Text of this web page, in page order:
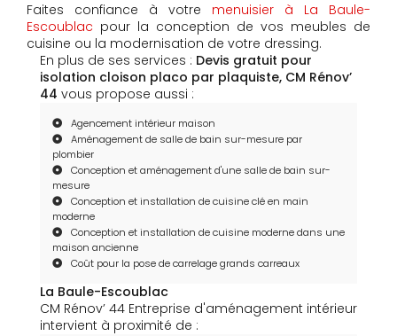
Faites confiance à votre menuisier à La Baule-
Escoublac pour la conception de vos meubles de
cuisine ou la modernisation de votre dressing.
En plus de ses services : Devis gratuit pour
isolation cloison placo par plaquiste, CM Rénov’
44 vous propose aussi :
Agencement intérieur maison
Aménagement de salle de bain sur-mesure par
plombier
Conception et aménagement d'une salle de bain sur-
mesure
Conception et installation de cuisine clé en main
moderne
Conception et installation de cuisine moderne dans une
maison ancienne
Coût pour la pose de carrelage grands carreaux
La Baule-Escoublac
CM Rénov’ 44 Entreprise d'aménagement intérieur
intervient à proximité de :